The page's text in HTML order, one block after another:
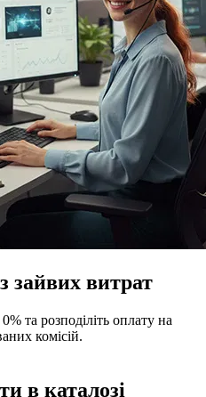
зайвих витрат
та розподіліть оплату на
комісій.
в каталозі